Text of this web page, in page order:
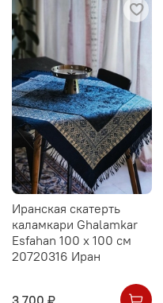
Иранская скатерть
каламкари Ghalamkar
Esfahan 100 х 100 см
20720316 Иран